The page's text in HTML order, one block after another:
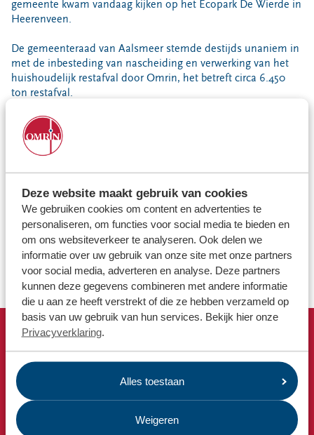
Deze website maakt gebruik van cookies
We gebruiken cookies om content en advertenties te
personaliseren, om functies voor social media te bieden en
om ons websiteverkeer te analyseren. Ook delen we
informatie over uw gebruik van onze site met onze partners
voor social media, adverteren en analyse. Deze partners
kunnen deze gegevens combineren met andere informatie
die u aan ze heeft verstrekt of die ze hebben verzameld op
basis van uw gebruik van hun services. Bekijk hier onze
Privacyverklaring.
Alles toestaan
Weigeren
Storing, klacht of vraag
VeeIgestelde vragen
Pers
Locaties
Werken bij
Voor leveranciers en bezoekers
gemeente kwam vandaag kijken op het Ecopark De Wierde in
Heerenveen.
De gemeenteraad van Aalsmeer stemde destijds unaniem in
met de inbesteding van nascheiding en verwerking van het
huishoudelijk restafval door Omrin, het betreft circa 6.450
ton restafval.
Meerlanden verzorgt de inzameling, Omrin zorgt voor de
‘rest’. Dat betekent concreet de verwerking van het
huishoudelijk restafval, deels door het om te zetten in
vervoer naar de verwerkingsinstallaties in Heerenveen en
Harlingen vindt op een duurzame manier plaats. Omrin rijdt
vooral met voertuigen op groengas, geproduceerd uit
organisch restafval. Schoner, stiller en duurzamer.
Afvalkalender
Omrin Afvalapp
Milieustraat
Afspraak milieustraat